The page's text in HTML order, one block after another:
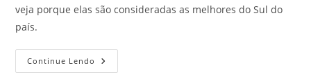
veja porque elas são consideradas as melhores do Sul do
país.
Continue Lendo As
Melhores